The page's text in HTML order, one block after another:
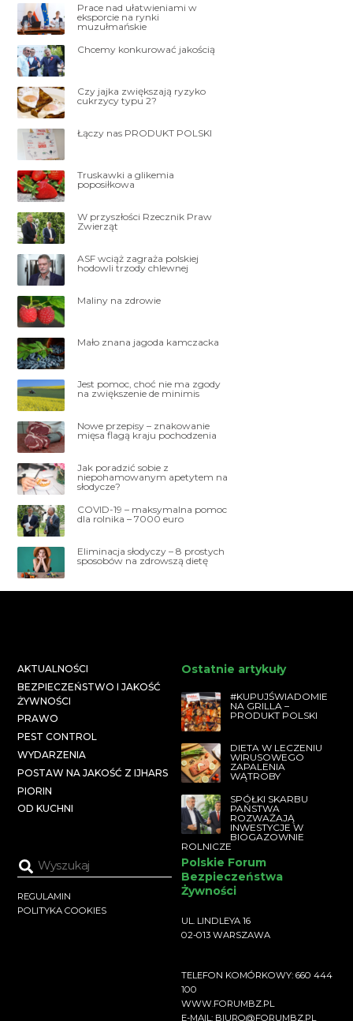
Prace nad ułatwieniami w
eksporcie na rynki
muzułmańskie
Chcemy konkurować jakością
Czy jajka zwiększają ryzyko
cukrzycy typu 2?
Łączy nas PRODUKT POLSKI
Truskawki a glikemia
poposiłkowa
W przyszłości Rzecznik Praw
Zwierząt
ASF wciąż zagraża polskiej
hodowli trzody chlewnej
Maliny na zdrowie
Mało znana jagoda kamczacka
Jest pomoc, choć nie ma zgody
na zwiększenie de minimis
Nowe przepisy – znakowanie
mięsa flagą kraju pochodzenia
Jak poradzić sobie z
niepohamowanym apetytem na
słodycze?
COVID-19 – maksymalna pomoc
dla rolnika – 7000 euro
Eliminacja słodyczy – 8 prostych
sposobów na zdrowszą dietę
AKTUALNOŚCI
BEZPIECZEŃSTWO I JAKOŚĆ
ŻYWNOŚCI
PRAWO
PEST CONTROL
WYDARZENIA
POSTAW NA JAKOŚĆ Z IJHARS
PIORIN
OD KUCHNI
Ostatnie artykuły
#KUPUJŚWIADOMIE
NA GRILLA –
PRODUKT POLSKI
DIETA W LECZENIU
WIRUSOWEGO
ZAPALENIA
WĄTROBY
SPÓŁKI SKARBU
PAŃSTWA
ROZWAŻAJĄ
INWESTYCJE W
BIOGAZOWNIE
ROLNICZE
REGULAMIN
POLITYKA COOKIES
Polskie Forum
Bezpieczeństwa
Żywności
UL. LINDLEYA 16
02-013 WARSZAWA
TELEFON KOMÓRKOWY: 660 444
100
WWW.FORUMBZ.PL
E-MAIL: BIURO@FORUMBZ.PL